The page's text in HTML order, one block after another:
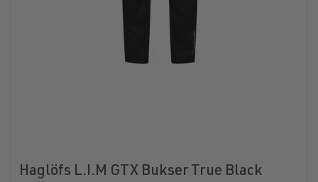
Haglöfs L.I.M GTX Bukser True Black